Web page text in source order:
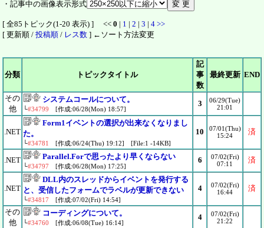
・記事中の画像表示形式
[ 全85トピック(1-20 表示) ] << 0 | 1 | 2 | 3 | 4 >>
[ 更新順 / 投稿順 / レス数 ] ←ソート方法変更
分類 トピックタイトル
記
事
数
最終更新 END
その
他
システムコールについて。
└#34799 [作成:06/28(Mon) 18:57]
3
06/29(Tue)
21:01
.NET
Form1イベントの選択が出来なくなりまし
た。
└#34781 [作成:06/24(Thu) 19:12] [File:1 -14KB]
10
07/01(Thu)
15:24
済
.NET Parallel.Forで思ったより早くならない
└#34797 [作成:06/28(Mon) 17:25]
6
07/02(Fri)
07:11
済
.NET
DLL内のスレッドからイベントを発行する
と、受信したフォームでラベルが更新できない
└#34817 [作成:07/02(Fri) 14:54]
4
07/02(Fri)
16:44
済
その
他
コーディングについて。
└#34760 [作成:06/08(Tue) 16:14]
4
07/02(Fri)
21:22